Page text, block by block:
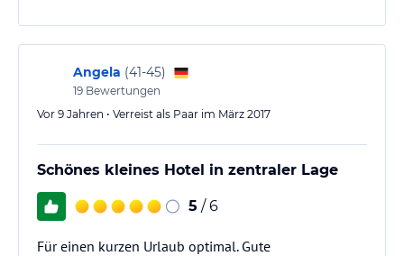
Angela (41-45)
19 Bewertungen
Vor 9 Jahren • Verreist als Paar im März 2017
Schönes kleines Hotel in zentraler Lage
5 / 6
Für einen kurzen Urlaub optimal. Gute